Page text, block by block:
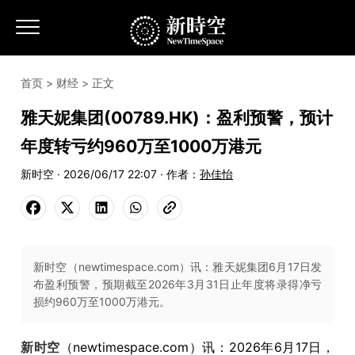
首页 > 财经 > 正文
雅天妮集团(00789.HK)：盈利预警，预计
年度转亏约960万至1000万港元
新时空 · 2026/06/17 22:07 · 作者： 孙佳怡
新时空（newtimespace.com）讯：雅天妮集团6月17日发
布盈利预警，预期截至2026年3月31日止年度将录得净亏
损约960万至1000万港元。
新时空 （newtimespace.com）讯：2026年6月17日，